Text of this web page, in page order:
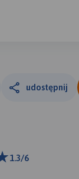
udostępnij
1.3/6